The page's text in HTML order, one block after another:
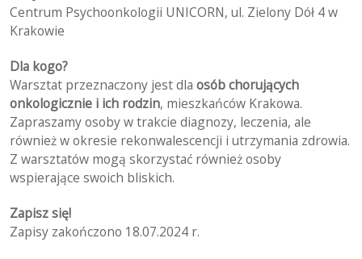
Centrum Psychoonkologii UNICORN, ul. Zielony Dół 4 w
Krakowie
Dla kogo?
Warsztat przeznaczony jest dlaosób chorujących
onkologicznie i ich rodzin, mieszkańców Krakowa.
Zapraszamy osoby w trakcie diagnozy, leczenia, ale
również w okresie rekonwalescencji i utrzymania zdrowia.
Z warsztatów mogą skorzystać również osoby
wspierające swoich bliskich.
Zapisz się!
Zapisy zakończono 18.07.2024 r.